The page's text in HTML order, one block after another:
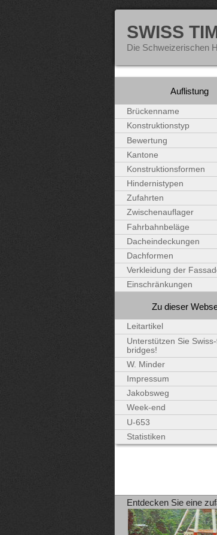
SWISS
Die Schweizerischen
Auflistung
Brückenname
Konstruktionstyp
Bewertung
Kantone
Konstruktionsformen
Hindernistypen
Zufahrten
Zwischenauflager
Fahrbahnbeläge
Dacheindeckungen
Dachformen
Verkleidung der
Einschränkungen
Zu dieser
Leitartikel
Unterstützen Sie
bridges!
W. Minder
Impressum
Jakobsweg
Week-end
U-653
Statistiken
Entdecken Sie eine